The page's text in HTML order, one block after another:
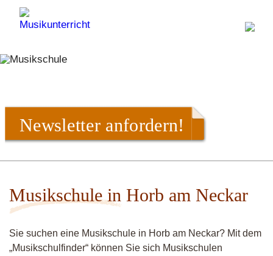
Newsletter anfordern!
Musikschule in Horb am Neckar
Sie suchen eine Musikschule in Horb am Neckar? Mit dem
„Musikschulfinder“ können Sie sich Musikschulen